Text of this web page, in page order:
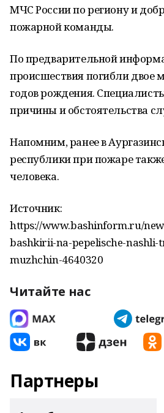
МЧС России по региону и
пожарной команды.
По предварительной
происшествия погибли двое
годов рождения.
причины и обстоятельства
Напомним, ранее в
республики при пожаре
человека.
Источник:
https://www.bashinform.ru/
bashkirii-na-pepelische-
muzhchin-4640320
Читайте нас
Партнеры